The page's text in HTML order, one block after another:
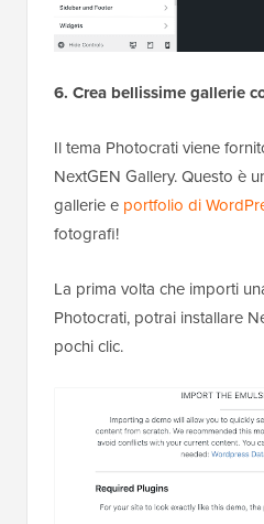
6. Crea bellissime gallerie
Il tema Photocrati viene
NextGEN Gallery. Questo è
gallerie e portfolio di
fotografi!
La prima volta che importi
Photocrati, potrai installare
pochi clic.